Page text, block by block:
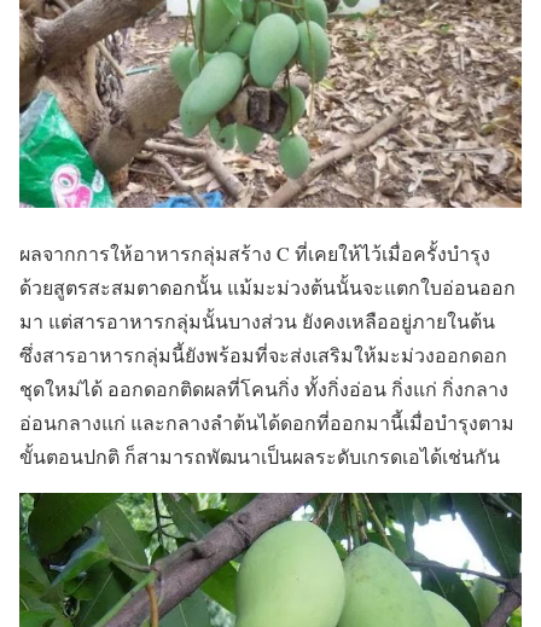
ผลจากการให้อาหารกลุ่มสร้าง C ที่เคยให้ไว้เมื่อครั้งบำรุง
ด้วยสูตรสะสมตาดอกนั้น แม้มะม่วงต้นนั้นจะแตกใบอ่อนออก
มา แต่สารอาหารกลุ่มนั้นบางส่วน ยังคงเหลืออยู่ภายในต้น
ซึ่งสารอาหารกลุ่มนี้ยังพร้อมที่จะส่งเสริมให้มะม่วงออกดอก
ชุดใหม่ได้ ออกดอกติดผลที่โคนกิ่ง ทั้งกิ่งอ่อน กิ่งแก่ กิ่งกลาง
อ่อนกลางแก่ และกลางลำต้นได้ดอกที่ออกมานี้เมื่อบำรุงตาม
ขั้นตอนปกติ ก็สามารถพัฒนาเป็นผลระดับเกรดเอได้เช่นกัน